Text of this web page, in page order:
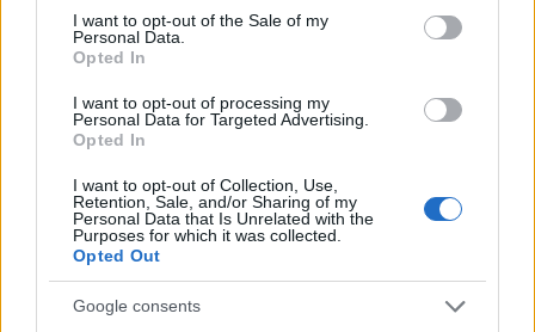
consent section.
I want to opt-out of the Sale of my
Personal Data.
Opted In
I want to opt-out of processing my
Personal Data for Targeted Advertising.
Opted In
I want to opt-out of Collection, Use,
Retention, Sale, and/or Sharing of my
Personal Data that Is Unrelated with the
Purposes for which it was collected.
Opted Out
Google consents